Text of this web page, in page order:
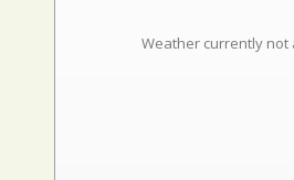
Weather currently not